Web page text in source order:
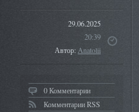
29.06.2025
20:39
Автор:Anatolii
0 Комментарии
Комментарии RSS